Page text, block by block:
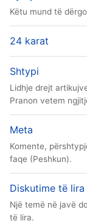
Këtu mund të
24 karat
Shtypi
Lidhje drejt
Pranon vetem
Meta
Komente,
faqe (Peshkun).
Diskutime të lira
Një temë në javë
të lira.